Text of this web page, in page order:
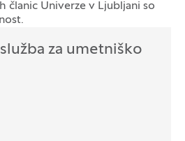
članic Univerze v Ljubljani so
za umetniško
stranstran